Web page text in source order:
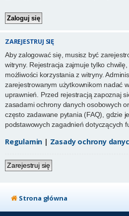
ZAREJESTRUJ SIĘ
Aby zalogować się, musisz być
witryny. Rejestracja zajmuje tylko
możliwości korzystania z witryny.
zarejestrowanym użytkownikom nadać
uprawnień. Przed rejestracją zapoznaj
zasadami ochrony danych osobowych
często zadawane pytania (FAQ), gdzie
podstawowych zagadnień dotyczących
Regulamin | Zasady ochrony
Zarejestruj się
Strona główna